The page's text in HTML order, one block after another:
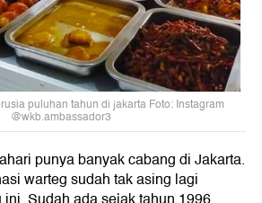
puluhan tahun di jakarta Foto: Instagram
@wkb.ambassador3
punya banyak cabang di Jakarta.
warteg sudah tak asing lagi